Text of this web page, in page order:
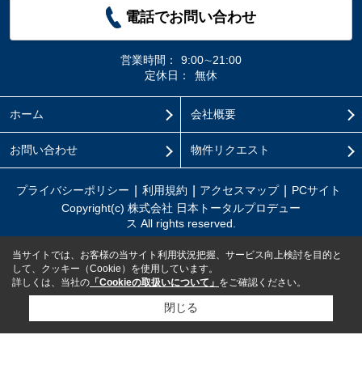
電話でお問い合わせ
営業時間：
9:00∼21:00
定休日：
無休
ホーム 会社概要
お問い合わせ 物件リクエスト
プライバシーポリシー 利用規約 アクセスマップ
PCサイト
Copyright(c) 株式会社 日本トータルプロデュー
ス All rights reserved.
当サイトでは、お客様の当サイト利用状況把握、サービス向上検討を目的と
して、クッキー（Cookie）を使用しています。
詳しくは、当社の 「Cookieの取扱いについて」 をご確認ください。
閉じる